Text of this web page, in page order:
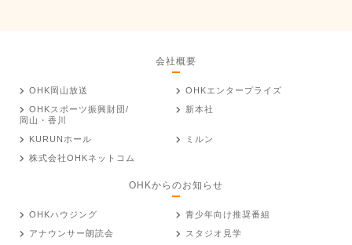
会社概要
OHK岡山放送
OHKエンタープライズ
OHKスポーツ振興財団/
岡山・香川
新本社
KURUNホール
ミルン
株式会社OHKネットコム
OHKからのお知らせ
OHKハウジング
青少年向け推奨番組
アナウンサー朗読会
スタジオ見学